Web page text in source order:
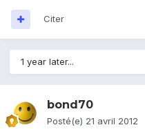
Citer
1 year later...
bond70
Posté(e) 21 avril 2012